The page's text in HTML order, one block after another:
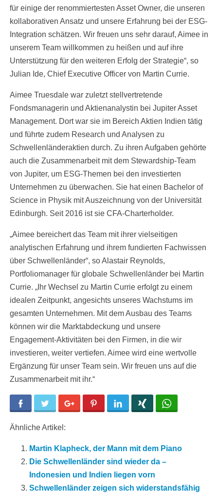
für einige der renommiertesten Asset Owner, die unseren
kollaborativen Ansatz und unsere Erfahrung bei der ESG-
Integration schätzen. Wir freuen uns sehr darauf, Aimee in
unserem Team willkommen zu heißen und auf ihre
Unterstützung für den weiteren Erfolg der Strategie“, so
Julian Ide, Chief Executive Officer von Martin Currie.
Aimee Truesdale war zuletzt stellvertretende
Fondsmanagerin und Aktienanalystin bei Jupiter Asset
Management. Dort war sie im Bereich Aktien Indien tätig
und führte zudem Research und Analysen zu
Schwellenländeraktien durch. Zu ihren Aufgaben gehörte
auch die Zusammenarbeit mit dem Stewardship-Team
von Jupiter, um ESG-Themen bei den investierten
Unternehmen zu überwachen. Sie hat einen Bachelor of
Science in Physik mit Auszeichnung von der Universität
Edinburgh. Seit 2016 ist sie CFA-Charterholder.
„Aimee bereichert das Team mit ihrer vielseitigen
analytischen Erfahrung und ihrem fundierten Fachwissen
über Schwellenländer“, so Alastair Reynolds,
Portfoliomanager für globale Schwellenländer bei Martin
Currie. „Ihr Wechsel zu Martin Currie erfolgt zu einem
idealen Zeitpunkt, angesichts unseres Wachstums im
gesamten Unternehmen. Mit dem Ausbau des Teams
können wir die Marktabdeckung und unsere
Engagement-Aktivitäten bei den Firmen, in die wir
investieren, weiter vertiefen. Aimee wird eine wertvolle
Ergänzung für unser Team sein. Wir freuen uns auf die
Zusammenarbeit mit ihr.“
Facebook Twitter Google+ Pinterest LinkedIn
Ähnliche Artikel:
Martin Klapheck, der Mann mit dem Piano
Die Schwellenländer sind wieder da –
Indonesien und Indien liegen vorn
Schwellenländer zeigen sich widerstandsfähig